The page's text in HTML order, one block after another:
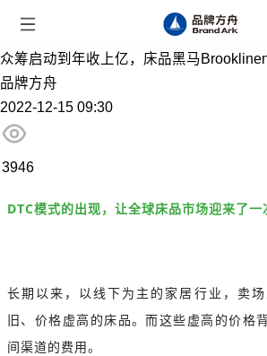
众筹启动到年收上亿，床品黑马
品牌方舟
2022-12-15 09:30
3946
DTC模式的出现，让全球床品市场迎来了一
长期以来，以线下为主的家居行业，卖
旧、价格虚高的床品。而这些虚高的价格
间渠道的费用。